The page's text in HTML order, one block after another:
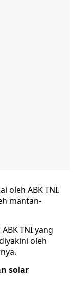
oleh ABK TNI.
mantan-
TNI yang
oleh
solar